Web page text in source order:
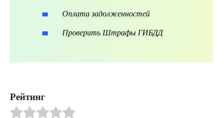
Оплата задолженностей
Проверить Штрафы ГИБДД
Рейтинг